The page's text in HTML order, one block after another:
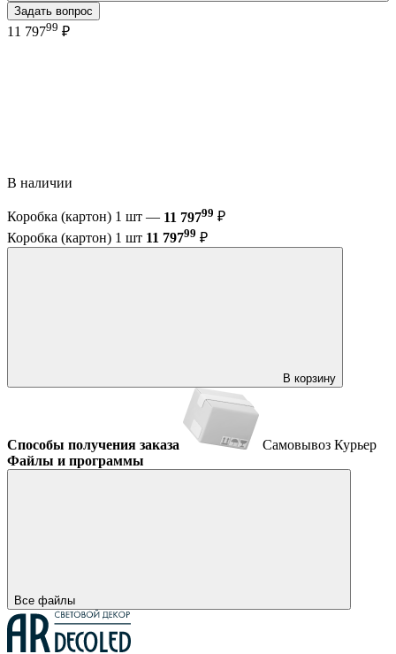
Задать вопрос
11 79799 ₽
В наличии
Коробка (картон) 1 шт — 11 79799 ₽
Коробка (картон) 1 шт 11 79799 ₽
В корзину
Способы получения заказа Самовывоз Курьер
Файлы и программы
Все файлы